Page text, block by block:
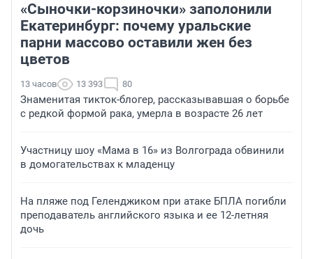
«Сыночки-корзиночки» заполонили
Екатеринбург: почему уральские
парни массово оставили жен без
цветов
13 часов 13 393 80
Знаменитая тикток-блогер, рассказывавшая о борьбе
с редкой формой рака, умерла в возрасте 26 лет
Участницу шоу «Мама в 16» из Волгограда обвинили
в домогательствах к младенцу
На пляже под Геленджиком при атаке БПЛА погибли
преподаватель английского языка и ее 12-летняя
дочь